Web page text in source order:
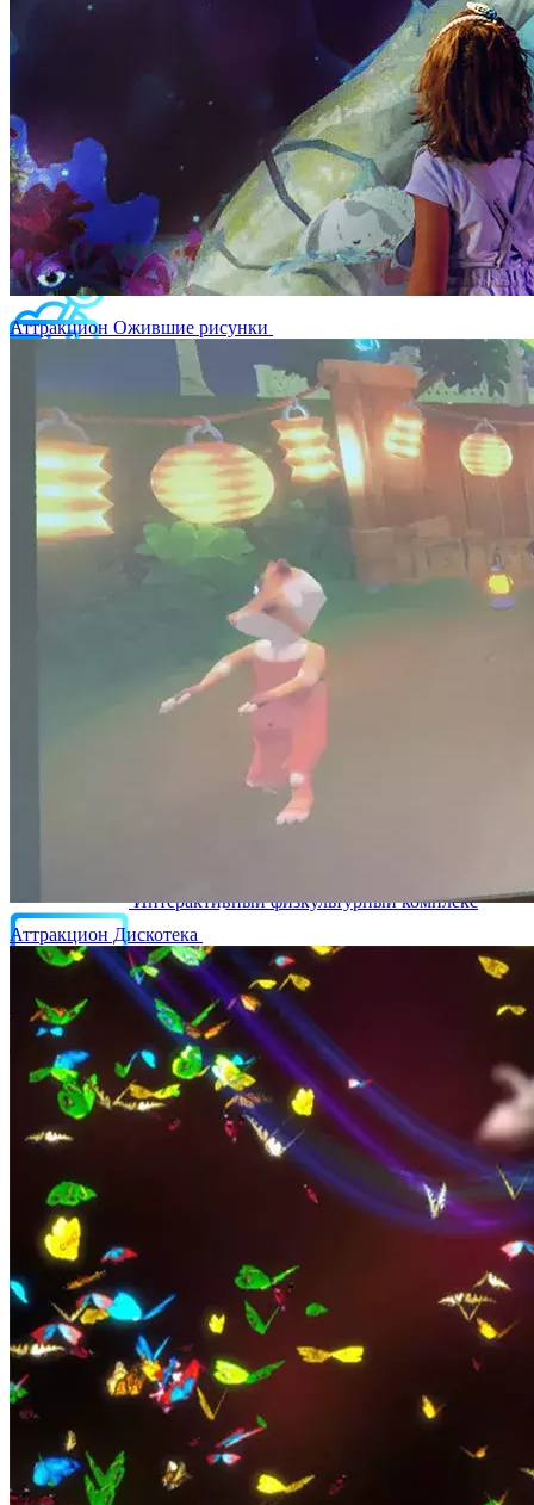
Аттракцион Ожившие рисунки
Аттракцион Дискотека
Интерактивная стена Кидалки
Интерактивная стена Спортбол
Ожившие рисунки
Интерактивная песочница Interactive Project 2 в 1
Интерактивный пол тумба Светлячок
Интерактивный скалодром Вершина
Мобильный интерактивный комплекс
Интерактивный физкультурный комплекс
Интерактивные панели Project touch - купить
для школы или ДОУ
Интерактивный парк
Игровая стена
Игровой пол